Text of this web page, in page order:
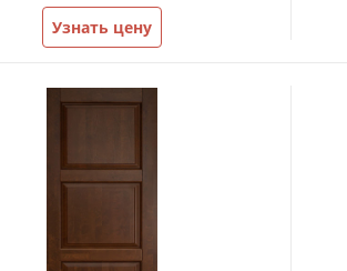
Узнать цену